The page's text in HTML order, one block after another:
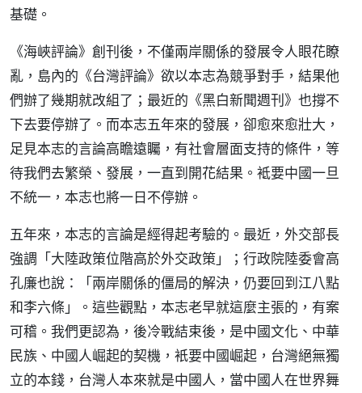
基礎。
《海峽評論》創刊後，不僅兩岸關係的發展令人眼花瞭
亂，島內的《台灣評論》欲以本志為競爭對手，結果他
們辦了幾期就改組了；最近的《黑白新聞週刊》也撐不
下去要停辦了。而本志五年來的發展，卻愈來愈壯大，
足見本志的言論高瞻遠矚，有社會層面支持的條件，等
待我們去繁榮、發展，一直到開花結果。袛要中國一旦
不統一，本志也將一日不停辦。
五年來，本志的言論是經得起考驗的。最近，外交部長
強調「大陸政策位階高於外交政策」；行政院陸委會高
孔廉也說：「兩岸關係的僵局的解決，仍要回到江八點
和李六條」。這些觀點，本志老早就這麼主張的，有案
可稽。我們更認為，後冷戰結束後，是中國文化、中華
民族、中國人崛起的契機，衹要中國崛起，台灣絕無獨
立的本錢，台灣人本來就是中國人，當中國人在世界舞